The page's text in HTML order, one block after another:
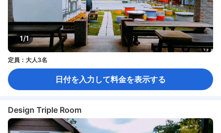
1/1
定員：大人3名
日付を入力して料金を表示する
Design Triple Room